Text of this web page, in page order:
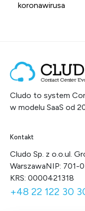
koronawirusa
Cludo to system
w modelu SaaS od
Kontakt
Cludo Sp. z o.o.ul.
WarszawaNIP: 701-
KRS: 0000421318
+48 22 122 30